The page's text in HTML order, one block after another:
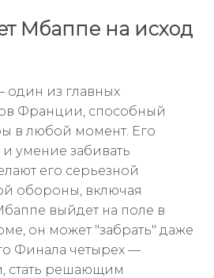
Мбаппе на исход
из главных
Франции, способный
в любой момент. Его
и умение забивать
его серьезной
обороны, включая
выйдет на поле в
он может "забрать" даже
Финала четырех —
стать решающим